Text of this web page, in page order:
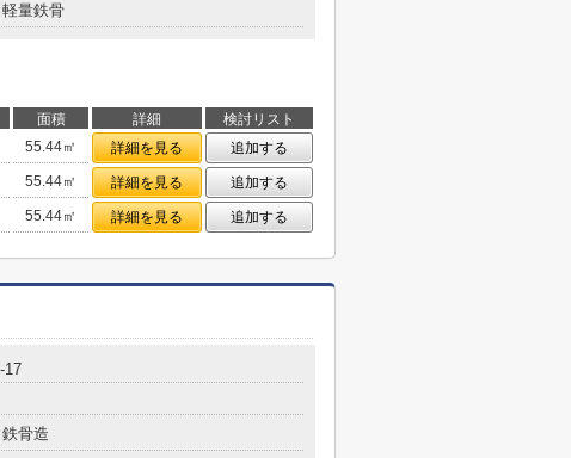
軽量鉄骨
面積 詳細
検討リスト
55.44㎡ 詳細を見る
追加する
55.44㎡ 詳細を見る
追加する
55.44㎡ 詳細を見る 追加する
17
鉄骨造